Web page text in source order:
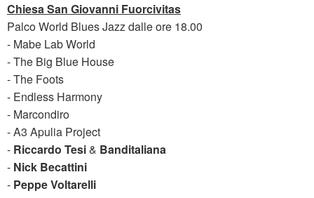
Chiesa San Giovanni Fuorcivitas
Palco World Blues Jazz dalle ore 18.00
- Mabe Lab World
- The Big Blue House
- The Foots
- Endless Harmony
- Marcondiro
- A3 Apulia Project
- Riccardo Tesi& Banditaliana
- Nick Becattini
- Peppe Voltarelli